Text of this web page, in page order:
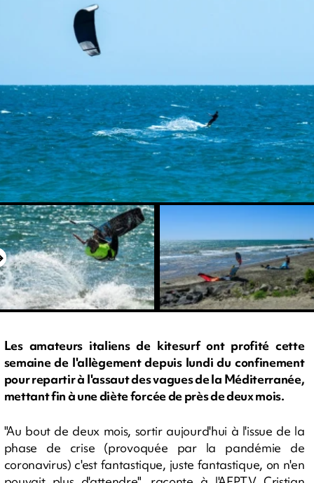
Les amateurs italiens de kitesurf ont profité cette
semaine de l'allègement depuis lundi du confinement
pour repartir à l'assaut des vagues de la Méditerranée,
mettant fin à une diète forcée de près de deux mois.
"Au bout de deux mois, sortir aujourd'hui à l'issue de la
phase de crise (provoquée par la pandémie de
coronavirus) c'est fantastique, juste fantastique, on n'en